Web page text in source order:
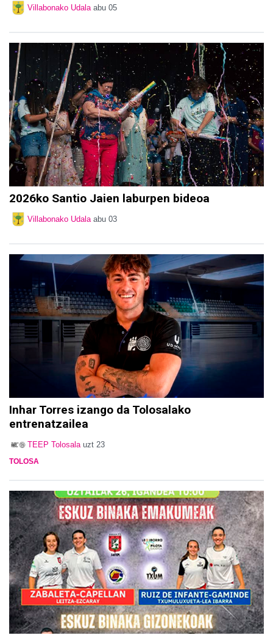
Villabonako Udala abu 05
2026ko Santio Jaien laburpen bideoa
Villabonako Udala abu 03
Inhar Torres izango da Tolosalako
entrenatzailea
TEEP Tolosala uzt 23
TOLOSA